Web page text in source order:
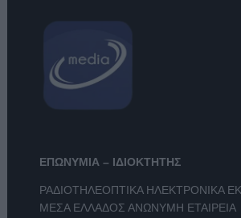
ΕΠΩΝΥΜΙΑ – ΙΔΙΟΚΤΗΤΗΣ
ΡΑΔΙΟΤΗΛΕΟΠΤΙΚΑ ΗΛΕΚΤΡΟΝΙΚΑ
ΜΕΣΑ ΕΛΛΑΔΟΣ ΑΝΩΝΥΜΗ ΕΤΑΙΡΕΙΑ